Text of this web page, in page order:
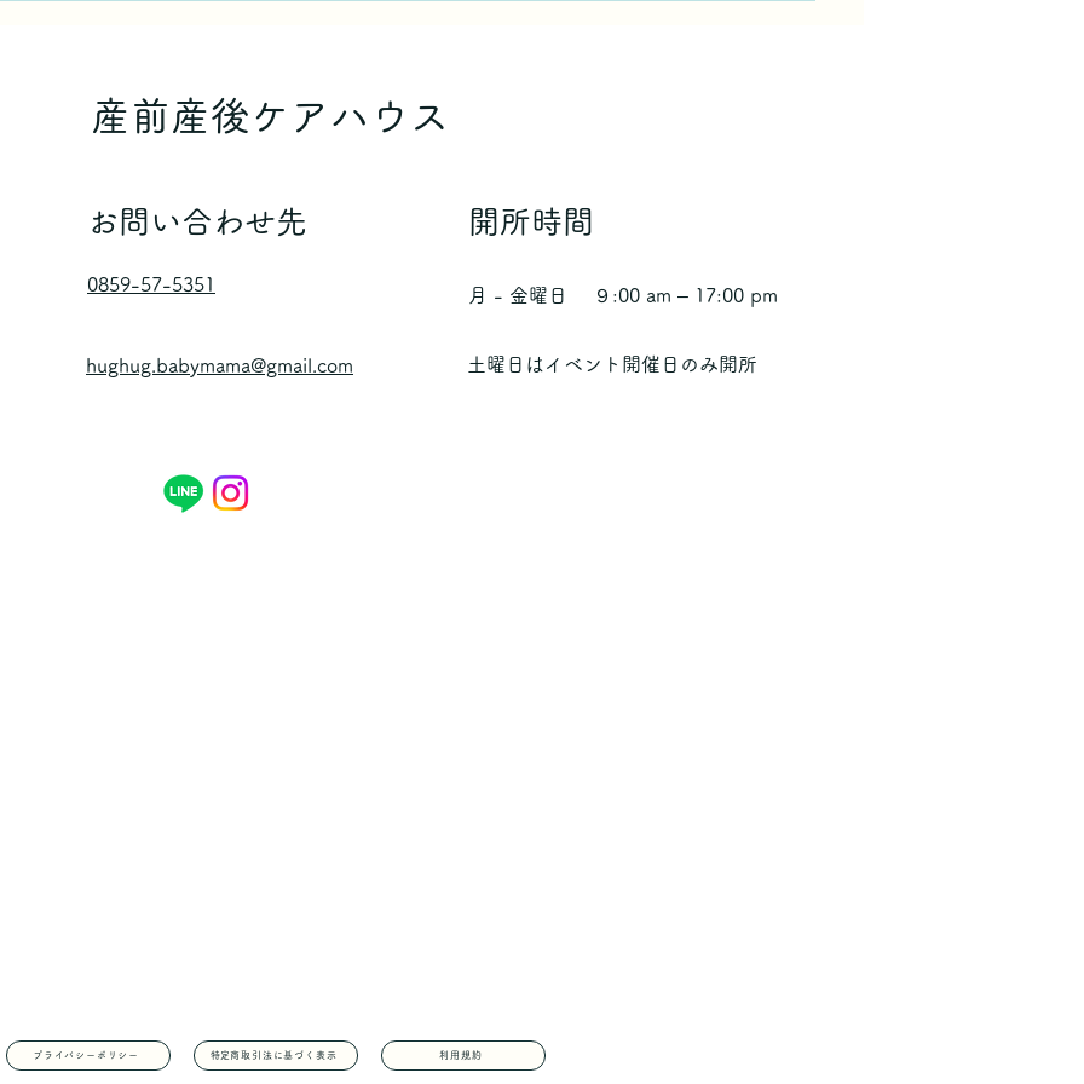
産前産後ケアハウス
お問い合わせ先
0859-57-5351
hughug.babymama@gmail.com
開所時間
月 - 金曜日 ９:00 am – 17:00 pm
​土曜日はイベント開催日のみ開所
プライバシーポリシー ​特定商取引法に基づく表示 利用規約